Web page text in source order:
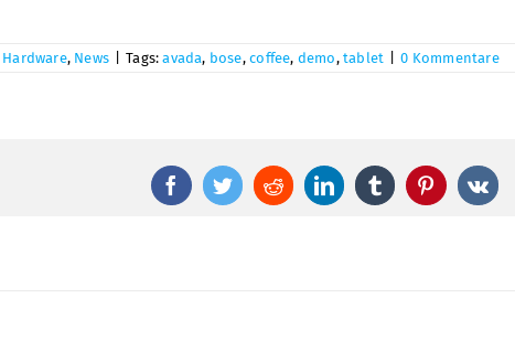
Hardware, News Tags:avada, bose,coffee, demo, tablet 0 Kommentare
FacebookTwitterRedditLinkedInTumblrPinterest
Vk